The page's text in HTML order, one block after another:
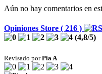
Aún no hay comentarios en
Opiniones Store ( 216 )
(4,8/5)
Revisado porPia A